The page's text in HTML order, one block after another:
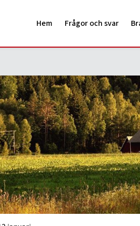
Hem Frågor och svar
sätt att effektivisera hämtningen av